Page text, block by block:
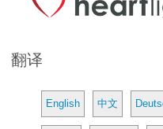
翻译
English 中文